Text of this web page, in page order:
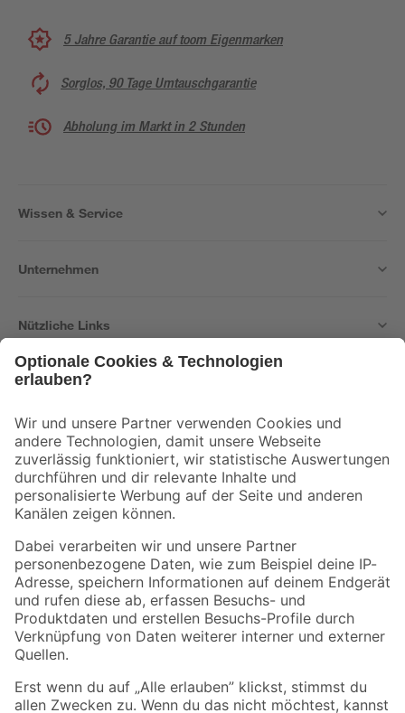
5 Jahre Garantie auf toom Eigenmarken
Sorglos, 90 Tage Umtauschgarantie
Abholung im Markt in 2 Stunden
Wissen & Service
Unternehmen
Nützliche Links
Der toom Newsletter: Keine Angebote und Aktionen mehr verpassen!
Zur Newsletter Anmeldung
Folge uns
Zahlungsarten Versandarten
Sicher einkaufen